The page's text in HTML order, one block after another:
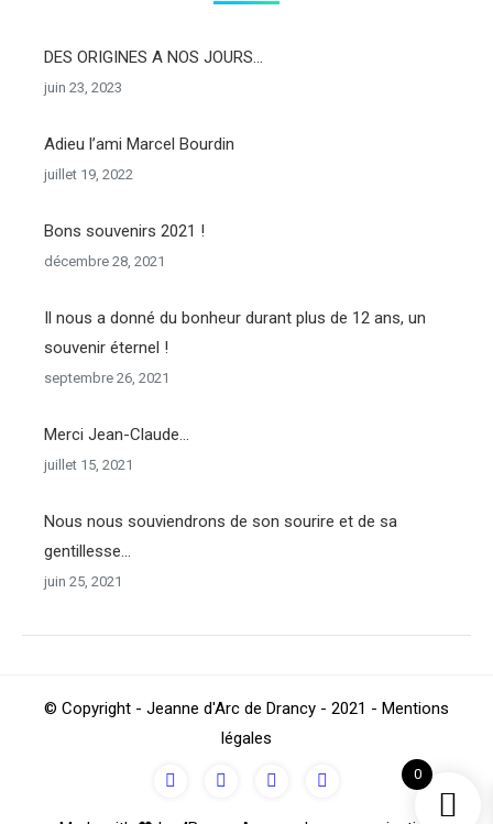
DES ORIGINES A NOS JOURS…
juin 23, 2023
Adieu l’ami Marcel Bourdin
juillet 19, 2022
Bons souvenirs 2021 !
décembre 28, 2021
Il nous a donné du bonheur durant plus de 12 ans, un
souvenir éternel !
septembre 26, 2021
Merci Jean-Claude…
juillet 15, 2021
Nous nous souviendrons de son sourire et de sa
gentillesse…
juin 25, 2021
0
© Copyright - Jeanne d'Arc de Drancy - 2021 - Mentions
légales